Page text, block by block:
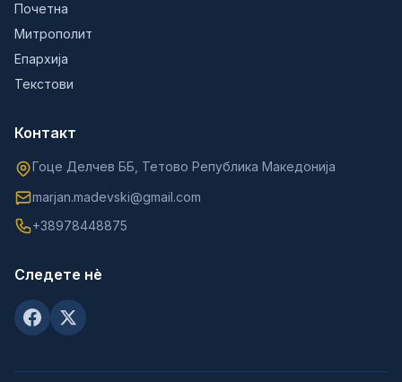
Почетна
Митрополит
Епархија
Текстови
Контакт
Гоце Делчев ББ, Тетово Република Македонија
marjan.madevski@gmail.com
+38978448875
Следете нè